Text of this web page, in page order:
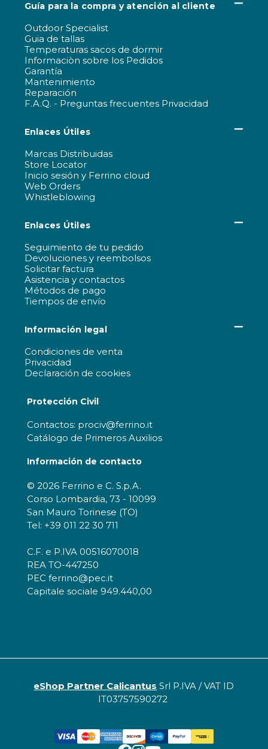
Guía para la compra y atención al cliente
Outdoor Specialist
Guia de tallas
Temperaturas sacos de dormir
Informaciòn sobre los Pedidos
Garantía
Mantenimiento
Reparación
F.A.Q. - Preguntas frecuentes Privacidad
Enlaces Útiles
Marcas Distribuidas
Store Locator
Inicio sesión y Ferrino cloud
Web Orders
Whistleblowing
Enlaces Útiles
Seguimiento de tu pedido
Devoluciones y reembolsos
Solicitar factura
Asistencia y contactos
Métodos de pago
Tiempos de envío
Información legal
Condiciones de venta
Privacidad
Declaración de cookies
Protección Civil
Contactos: prociv@ferrino.it
Catálogo de Primeros Auxilios
Información de contacto
© 2026 Ferrino e C. S.p.A.
Corso Lombardia, 73 - 10099
San Mauro Torinese (TO)
Tel: +39 011 22 30 711
C.F. e P.IVA 00516070018
REA TO-447250
PEC ferrino@pec.it
Capitale sociale 949.440,00
eShop Partner Calicantus Srl P.IVA / VAT ID
IT03757590272